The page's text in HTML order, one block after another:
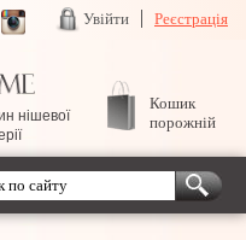
Увійти Реєстрація
нішевої
Кошик
порожній